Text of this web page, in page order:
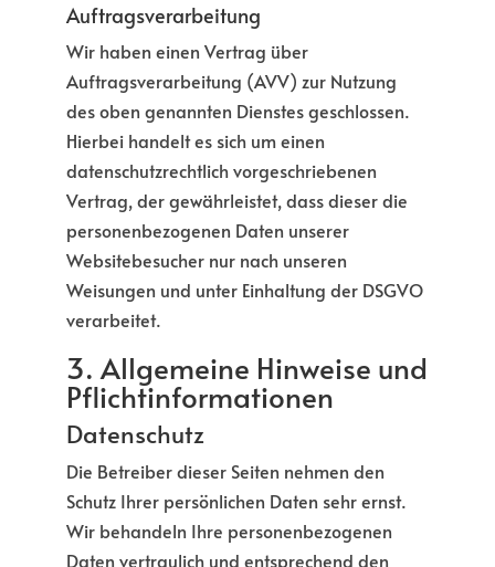
Auftragsverarbeitung
Wir haben einen Vertrag über
Auftragsverarbeitung (AVV) zur Nutzung
des oben genannten Dienstes geschlossen.
Hierbei handelt es sich um einen
datenschutzrechtlich vorgeschriebenen
Vertrag, der gewährleistet, dass dieser die
personenbezogenen Daten unserer
Websitebesucher nur nach unseren
Weisungen und unter Einhaltung der DSGVO
verarbeitet.
3. Allgemeine Hinweise und
Pflicht­informationen
Datenschutz
Die Betreiber dieser Seiten nehmen den
Schutz Ihrer persönlichen Daten sehr ernst.
Wir behandeln Ihre personenbezogenen
Daten vertraulich und entsprechend den